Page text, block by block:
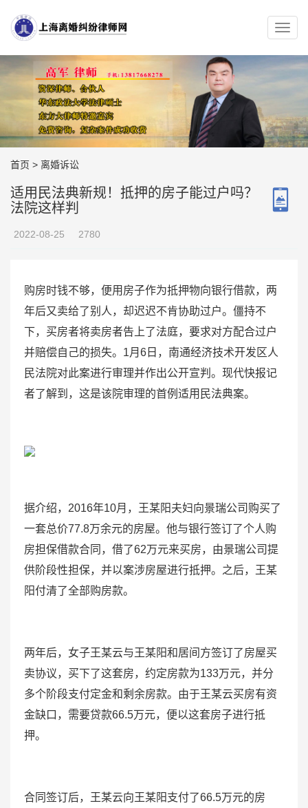
首页 > 离婚诉讼
适用民法典新规！抵押的房子能过户吗？
法院这样判
2022-08-25 2780
购房时钱不够，便用房子作为抵押物向银行借款，两
年后又卖给了别人，却迟迟不肯协助过户。僵持不
下，买房者将卖房者告上了法庭，要求对方配合过户
并赔偿自己的损失。1月6日，南通经济技术开发区人
民法院对此案进行审理并作出公开宣判。现代快报记
者了解到，这是该院审理的首例适用民法典案。
据介绍，2016年10月，王某阳夫妇向景瑞公司购买了
一套总价77.8万余元的房屋。他与银行签订了个人购
房担保借款合同，借了62万元来买房，由景瑞公司提
供阶段性担保，并以案涉房屋进行抵押。之后，王某
阳付清了全部购房款。
两年后，女子王某云与王某阳和居间方签订了房屋买
卖协议，买下了这套房，约定房款为133万元，并分
多个阶段支付定金和剩余房款。由于王某云买房有资
金缺口，需要贷款66.5万元，便以这套房子进行抵
押。
合同签订后，王某云向王某阳支付了66.5万元的房